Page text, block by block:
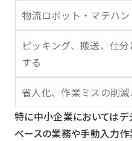
物流ロボット・マテハン
ピッキング、搬送、仕
する
省人化、作業ミスの削
特に中小企業においてはデ
ベースの業務や手動入力